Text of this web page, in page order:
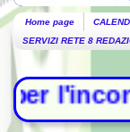
Home page
SERVIZI RETE 8